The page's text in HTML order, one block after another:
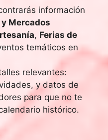
información
y Mercados
, Ferias de
temáticos en
relevantes:
y datos de
para que no te
histórico.